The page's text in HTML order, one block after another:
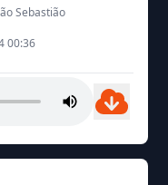
Sebastião
00:36